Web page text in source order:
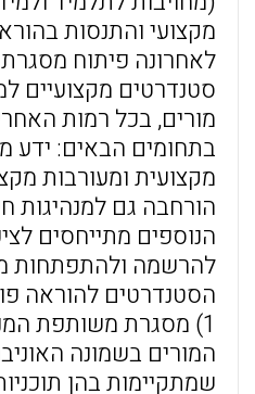
מקצועי והתנסות
לאחרונה פיתוח
סטנדרטים מקצועיים
מורים, בכל רמות
בתחומים הבאים: ידע
מקצועית ומעורבות
הורחבה גם למנהיגות
הנוספים מתייחסים
להרשמה ולהתפתחות
הסטנדרטים להוראה
1) מסגרת משותפת
המורים בשמונה